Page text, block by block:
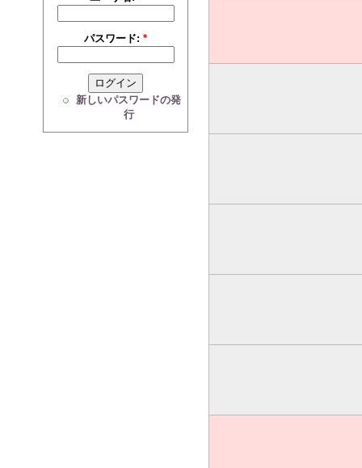
パスワード:*
新しいパスワードの発
行